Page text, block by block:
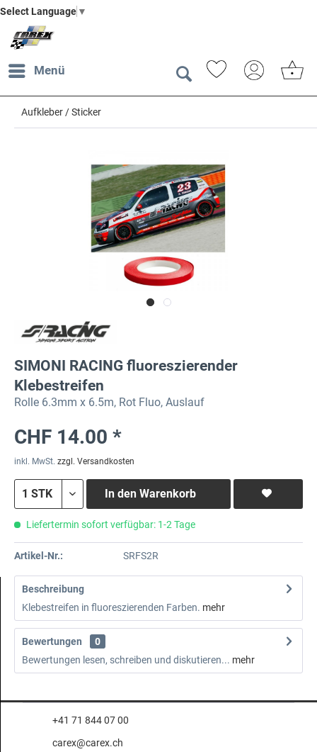
Select Language ▼
Menü
Aufkleber / Sticker
SIMONI RACING fluoreszierender
Klebestreifen
Rolle 6.3mm x 6.5m, Rot Fluo, Auslauf
CHF 14.00 *
inkl. MwSt. zzgl. Versandkosten
In den Warenkorb
Liefertermin sofort verfügbar: 1-2 Tage
Artikel-Nr.: SRFS2R
Beschreibung
Klebestreifen in fluoreszierenden Farben. mehr
Bewertungen
0
Bewertungen lesen, schreiben und diskutieren... mehr
+41 71 844 07 00
carex@carex.ch